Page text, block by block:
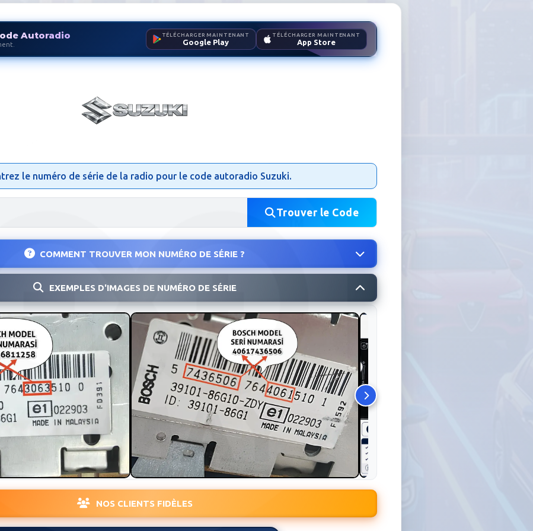
Autoradio TÉLÉCHARGER MAINTENANT
Google Play
TÉLÉCHARGER MAINTENANT
App Store
le numéro de série de la radio pour le code autoradio Suzuki.
Trouver le Code
COMMENT TROUVER MON NUMÉRO DE SÉRIE ?
EXEMPLES D'IMAGES DE NUMÉRO DE SÉRIE
NOS CLIENTS FIDÈLES